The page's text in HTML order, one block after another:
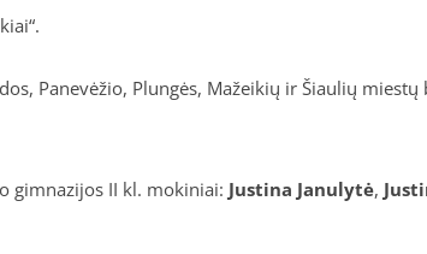
Panevėžio, Plungės, Mažeikių ir Šiaulių
gimnazijos II kl. mokiniai: Justina Janulytė,